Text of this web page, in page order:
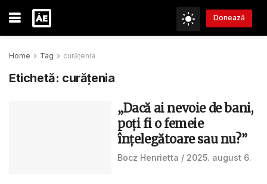
Donează
Home Tag curățenia
Etichetă: curățenia
„Dacă ai nevoie de bani,
poți fi o femeie
înțelegătoare sau nu?”
Bocz Henrietta 2025. august 6.